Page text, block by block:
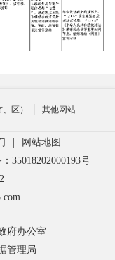
区） 其他网站
网站地图
35018202000193号
府办公室
管理局